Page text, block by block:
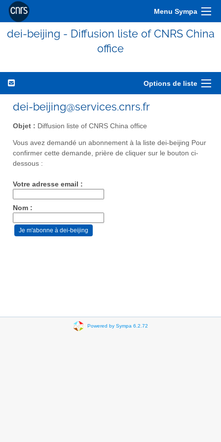
Menu Sympa
dei-beijing - Diffusion liste of CNRS China
office
Options de liste
dei-beijing@services.cnrs.fr
Objet : Diffusion liste of CNRS China office
Vous avez demandé un abonnement à la liste dei-beijing Pour
confirmer cette demande, prière de cliquer sur le bouton ci-
dessous :
Votre adresse email :
Nom :
Powered by Sympa 6.2.72